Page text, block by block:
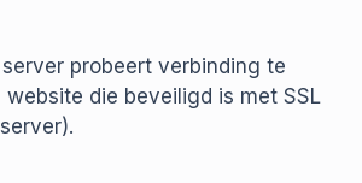
probeert verbinding te
website die beveiligd is met SSL